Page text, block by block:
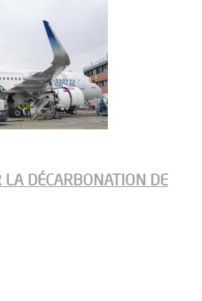
DÉCARBONATION DE